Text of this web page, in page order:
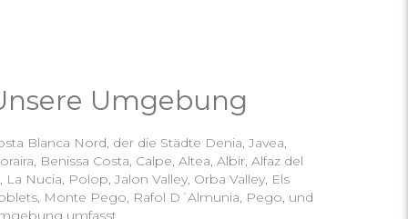
Umgebung
Blanca Nord, der die Städte Denia, Javea,
Benissa Costa, Calpe, Altea, Albir, Alfaz del
La Nucia, Polop, Jalon Valley, Orba Valley, Els
Monte Pego, Rafol D´Almunia, Pego, und
umfasst.